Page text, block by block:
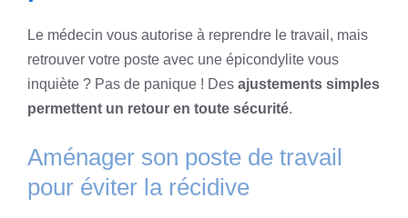
Le médecin vous autorise à reprendre le travail, mais
retrouver votre poste avec une épicondylite vous
inquiète ? Pas de panique ! Des ajustements simples
permettent un retour en toute sécurité.
Aménager son poste de travail
pour éviter la récidive